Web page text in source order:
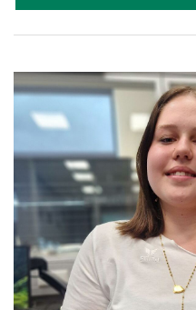
Kinderwunschzentrum
Kostenwahrheit
Kyndryl
LWND
Mastercard
NEOH
Nespresso